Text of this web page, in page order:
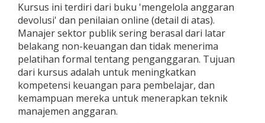
Kursus ini terdiri dari buku 'mengelola anggaran
devolusi' dan penilaian online (detail di atas).
Manajer sektor publik sering berasal dari latar
belakang non-keuangan dan tidak menerima
pelatihan formal tentang penganggaran. Tujuan
dari kursus adalah untuk meningkatkan
kompetensi keuangan para pembelajar, dan
kemampuan mereka untuk menerapkan teknik
manajemen anggaran.